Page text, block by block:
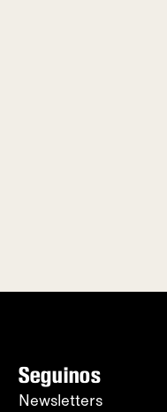
Seguinos
Newsletters